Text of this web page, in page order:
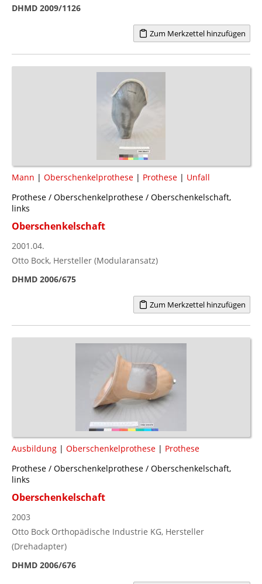
DHMD 2009/1126
Zum Merkzettel hinzufügen
Mann | Oberschenkelprothese | Prothese | Unfall
Prothese / Oberschenkelprothese / Oberschenkelschaft,
links
Oberschenkelschaft
2001.04.
Otto Bock, Hersteller (Modularansatz)
DHMD 2006/675
Zum Merkzettel hinzufügen
Ausbildung | Oberschenkelprothese | Prothese
Prothese / Oberschenkelprothese / Oberschenkelschaft,
links
Oberschenkelschaft
2003
Otto Bock Orthopädische Industrie KG, Hersteller
(Drehadapter)
DHMD 2006/676